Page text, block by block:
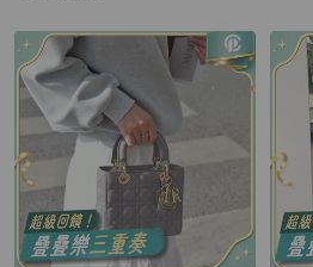
更多相似Dior女包推薦精品